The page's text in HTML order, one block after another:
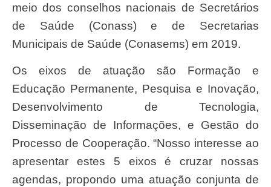
meio dos conselhos nacionais de Secretários
de Saúde (Conass) e de Secretarias
Municipais de Saúde (Conasems) em 2019.
Os eixos de atuação são Formação e
Educação Permanente, Pesquisa e Inovação,
Desenvolvimento de Tecnologia,
Disseminação de Informações, e Gestão do
Processo de Cooperação. “Nosso interesse ao
apresentar estes 5 eixos é cruzar nossas
agendas, propondo uma atuação conjunta de